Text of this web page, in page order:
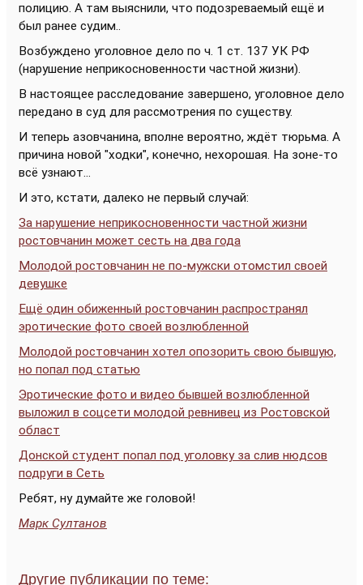
полицию. А там выяснили, что подозреваемый ещё и
был ранее судим..
Возбуждено уголовное дело по ч. 1 ст. 137 УК РФ
(нарушение неприкосновенности частной жизни).
В настоящее расследование завершено, уголовное дело
передано в суд для рассмотрения по существу.
И теперь азовчанина, вполне вероятно, ждёт тюрьма. А
причина новой "ходки", конечно, нехорошая. На зоне-то
всё узнают...
И это, кстати, далеко не первый случай:
За нарушение неприкосновенности частной жизни
ростовчанин может сесть на два года
Молодой ростовчанин не по-мужски отомстил своей
девушке
Ещё один обиженный ростовчанин распространял
эротические фото своей возлюбленной
Молодой ростовчанин хотел опозорить свою бывшую,
но попал под статью
Эротические фото и видео бывшей возлюбленной
выложил в соцсети молодой ревнивец из Ростовской
област
Донской студент попал под уголовку за слив нюдсов
подруги в Сеть
Ребят, ну думайте же головой!
Марк Султанов
Другие публикации по теме: